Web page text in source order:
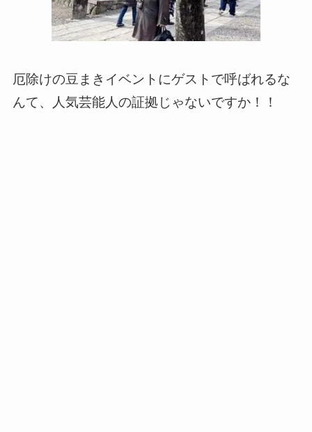
厄除けの豆まきイベントにゲストで呼ばれるな
んて、人気芸能人の証拠じゃないですか！！